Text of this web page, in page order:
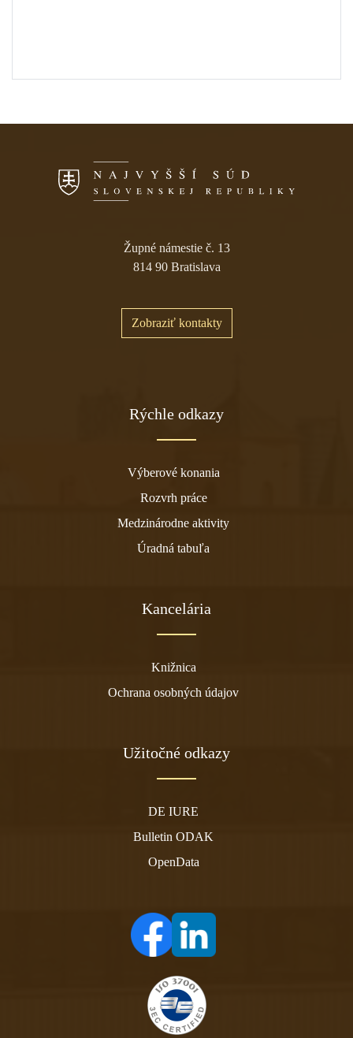
Župné námestie č. 13
814 90 Bratislava
Zobraziť kontakty
Rýchle odkazy
Výberové konania
Rozvrh práce
Medzinárodne aktivity
Úradná tabuľa
Kancelária
Knižnica
Ochrana osobných údajov
Užitočné odkazy
DE IURE
Bulletin ODAK
OpenData
(otvára sa v novom tabe)
(otvára sa v novom tabe)